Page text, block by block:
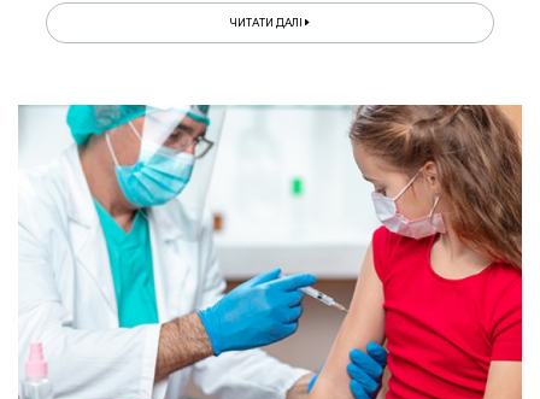
ЧИТАТИ ДАЛІ